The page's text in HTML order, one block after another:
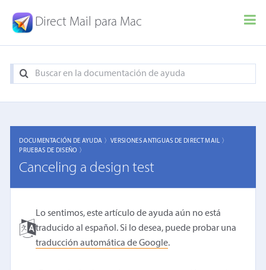
Direct Mail para Mac
DOCUMENTACIÓN DE AYUDA 〉VERSIONES ANTIGUAS DE DIRECT MAIL 〉
PRUEBAS DE DISEÑO 〉
Canceling a design test
Lo sentimos, este artículo de ayuda aún no está
traducido al español. Si lo desea, puede probar una
traducción automática de Google.